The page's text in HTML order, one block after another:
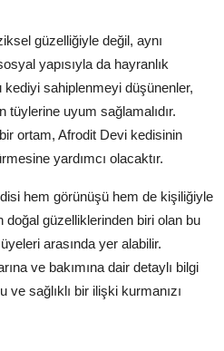
güzelliğiyle değil, aynı
yapısıyla da hayranlık
kediyi sahiplenmeyi düşünenler,
uyum sağlamalıdır.
ortam, Afrodit Devi kedisinin
yardımcı olacaktır.
hem görünüşü hem de kişiliğiyle
doğal güzelliklerinden biri olan bu
arasında yer alabilir.
ve bakımına dair detaylı bilgi
sağlıklı bir ilişki kurmanızı